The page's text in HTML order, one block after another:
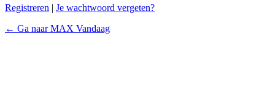
Registreren | Je wachtwoord vergeten?
← Ga naar MAX Vandaag